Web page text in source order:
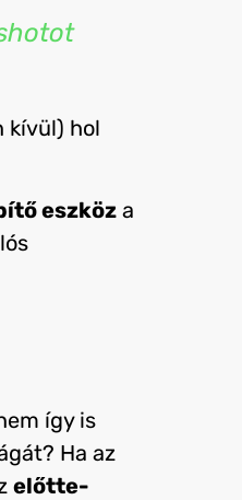
kívül) hol
eszköz a
így is
Ha az
előtte-